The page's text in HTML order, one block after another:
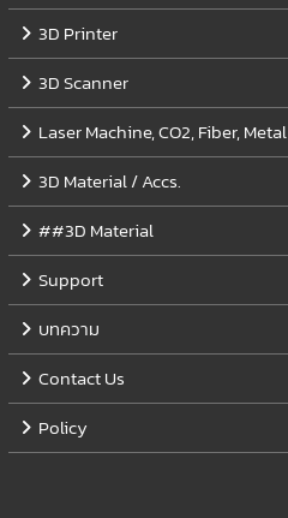
3D Printer
3D Scanner
Laser Machine, CO2, Fiber, Metal
3D Material / Accs.
##3D Material
Support
บทความ
Contact Us
Policy